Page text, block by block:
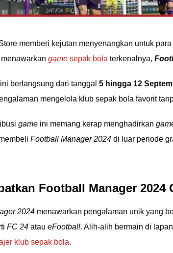
memberi kejutan menyenangkan untuk para
game sepak bola terkenalnya,
berlangsung dari tanggal 5 hingga 12
mengelola klub sepak bola favorit
game ini memang kerap menghadirkan
Football Manager 2024 di luar periode
Football Manager
2024 menawarkan pengalaman unik yang
FC 24 atau eFootball. Alih-alih bermain di
klub sepak bola.